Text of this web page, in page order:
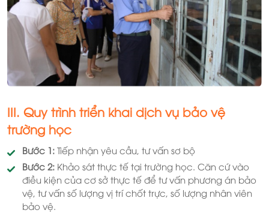
III. Quy trình triển khai dịch vụ bảo vệ
trường học
Bước 1: Tiếp nhận yêu cầu, tư vấn sơ bộ
Bước 2: Khảo sát thực tế tại trường học. Căn cứ vào
điều kiện của cơ sở thực tế để tư vấn phương án bảo
vệ, tư vấn số lượng vị trí chốt trực, số lượng nhân viên
bảo vệ.